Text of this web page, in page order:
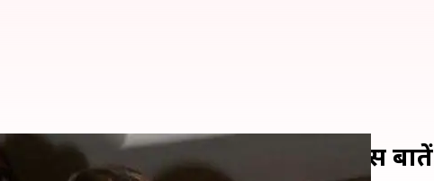
दुबई वाला विला, जानिए इसकी खास बातें